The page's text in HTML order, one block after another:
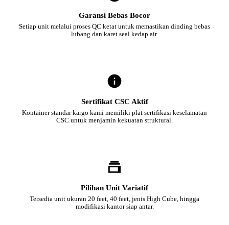
Garansi Bebas Bocor
Setiap unit melalui proses QC ketat untuk memastikan dinding bebas
lubang dan karet seal kedap air.
Sertifikat CSC Aktif
Kontainer standar kargo kami memiliki plat sertifikasi keselamatan
CSC untuk menjamin kekuatan struktural.
Pilihan Unit Variatif
Tersedia unit ukuran 20 feet, 40 feet, jenis High Cube, hingga
modifikasi kantor siap antar.